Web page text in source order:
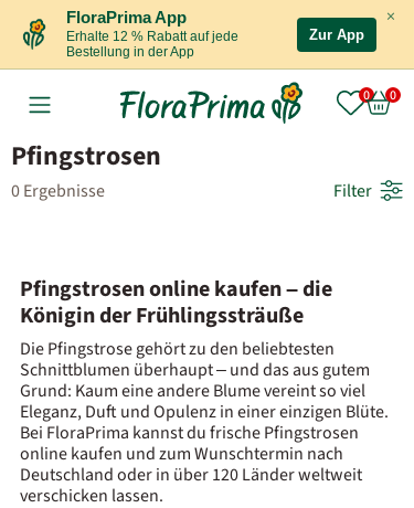
×
FloraPrima App
Erhalte 12 % Rabatt auf jede
Bestellung in der App
Zur App
Pfingstrosen
0 Ergebnisse Filter
Pfingstrosen online kaufen – die
Königin der Frühlingssträuße
Die Pfingstrose gehört zu den beliebtesten
Schnittblumen überhaupt – und das aus gutem
Grund: Kaum eine andere Blume vereint so viel
Eleganz, Duft und Opulenz in einer einzigen Blüte.
Bei FloraPrima kannst du frische Pfingstrosen
online kaufen und zum Wunschtermin nach
Deutschland oder in über 120 Länder weltweit
verschicken lassen.